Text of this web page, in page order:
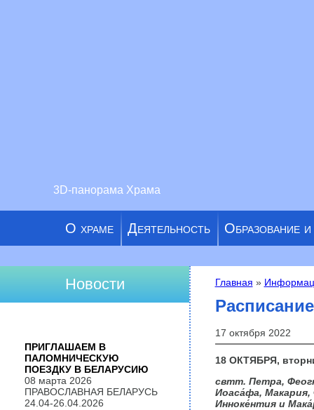
3D-панорама Храма
О храме Деятельность Образование
Вы здесь
Главная »
17 октября 2022
18 ОКТЯБРЯ,
свтт. Петра,
Иоаса́фа,
Инноке́нтия и
Новости
ПРИГЛАШАЕМ В
ПАЛОМНИЧЕСКУЮ
ПОЕЗДКУ В БЕЛАРУСИЮ
08 марта 2026
ПРАВОСЛАВНАЯ БЕЛАРУСЬ
24.04-26.04.2026